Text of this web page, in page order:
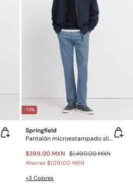
-73%
Springfield
Pantalón microestampado slim fit
$399.00 MXN $1,490.00 MXN
Ahorras $1,091.00 MXN
+3 Colores